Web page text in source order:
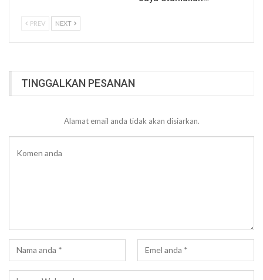
PREV NEXT
TINGGALKAN PESANAN
Alamat email anda tidak akan disiarkan.